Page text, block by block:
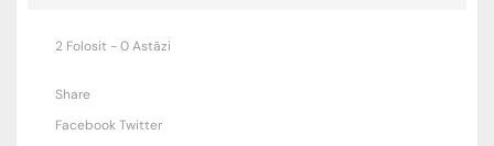
2 Folosit - 0 Astăzi
Share
FacebookTwitter